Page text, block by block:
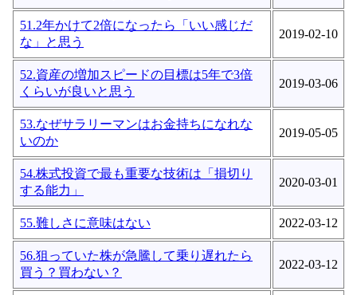
51.2年かけて2倍になったら「いい感じだ
な」と思う
2019-02-10
52.資産の増加スピードの目標は5年で3倍
くらいが良いと思う
2019-03-06
53.なぜサラリーマンはお金持ちになれな
いのか
2019-05-05
54.株式投資で最も重要な技術は「損切り
する能力」
2020-03-01
55.難しさに意味はない 2022-03-12
56.狙っていた株が急騰して乗り遅れたら
買う？買わない？
2022-03-12